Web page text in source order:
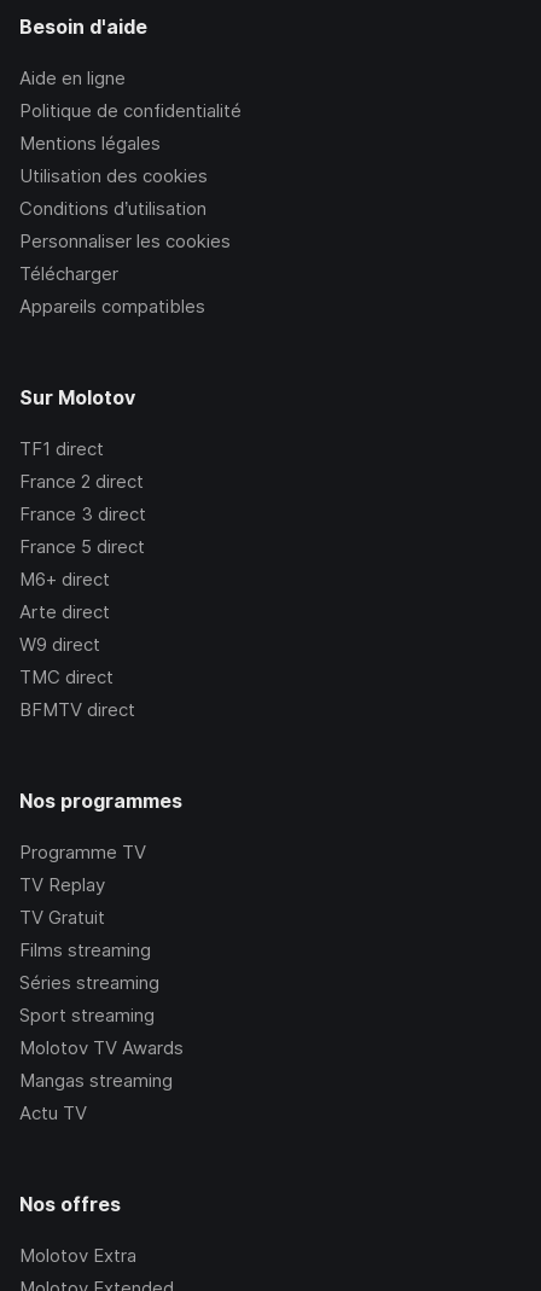
Besoin d'aide
Aide en ligne
Politique de confidentialité
Mentions légales
Utilisation des cookies
Conditions d’utilisation
Personnaliser les cookies
Télécharger
Appareils compatibles
Sur Molotov
TF1 direct
France 2 direct
France 3 direct
France 5 direct
M6+ direct
Arte direct
W9 direct
TMC direct
BFMTV direct
Nos programmes
Programme TV
TV Replay
TV Gratuit
Films streaming
Séries streaming
Sport streaming
Molotov TV Awards
Mangas streaming
Actu TV
Nos offres
Molotov Extra